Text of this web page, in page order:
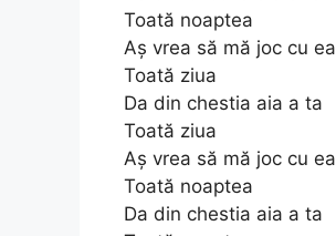
Toată noaptea
Aș vrea să mă joc cu ea
Toată ziua
Da din chestia aia a ta
Toată ziua
Aș vrea să mă joc cu ea
Toată noaptea
Da din chestia aia a ta